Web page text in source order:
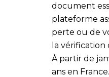
document
plateforme
perte ou de
la
À partir de
ans en